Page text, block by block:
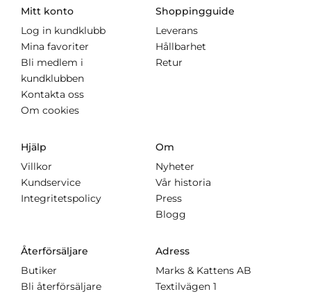
Mitt konto
Log in kundklubb
Mina favoriter
Bli medlem i
kundklubben
Kontakta oss
Om cookies
Shoppingguide
Leverans
Hållbarhet
Retur
Hjälp
Villkor
Kundservice
Integritetspolicy
Om
Nyheter
Vår historia
Press
Blogg
Återförsäljare
Butiker
Bli återförsäljare
Adress
Marks & Kattens AB
Textilvägen 1